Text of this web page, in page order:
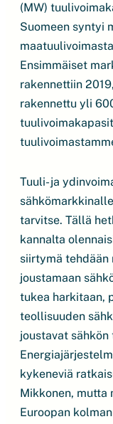
(MW)
Suomeen syntyi
Ensimmäiset
rakennettiin
rakennettu yli
Tuuli- ja
tarvitse. Tällä
kannalta
siirtymä
joustamaan
tukea harkitaan,
teollisuuden
joustavat sähkön
kykeneviä
Mikkonen, mutta
Euroopan